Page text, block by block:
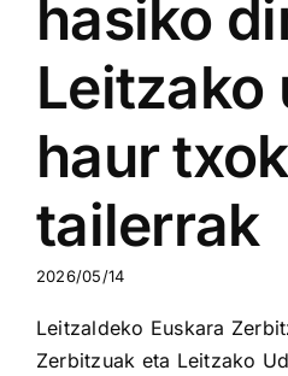
hasiko
Leitzako
haur
tailerrak
2026/05/14
Leitzaldeko Euskara
Zerbitzuak eta Leitzako